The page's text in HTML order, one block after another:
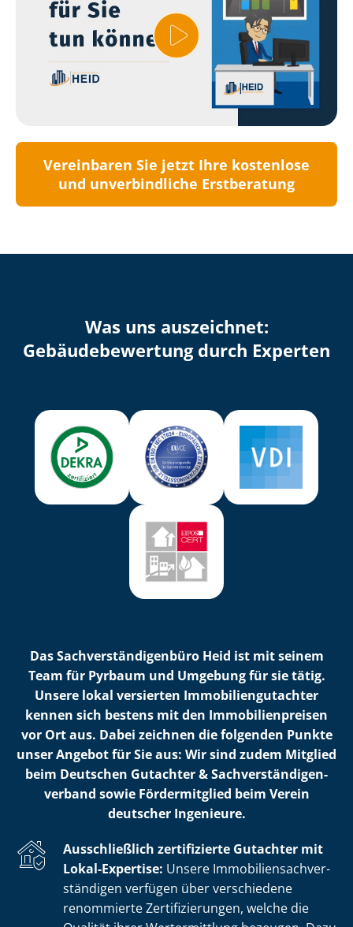
Vereinbaren Sie jetzt Ihre kostenlose
und unverbindliche Erstberatung
Was uns auszeichnet:
Ge­bäu­de­be­wer­tung durch Experten
Das Sach­ver­stän­di­gen­bü­ro Heid ist mit seinem
Team für Pyrbaum und Umgebung für sie tätig.
Unsere lokal versierten Im­mo­bi­li­en­gut­ach­ter
kennen sich bestens mit den Im­mo­bi­li­en­prei­sen
vor Ort aus. Dabei zeichnen die folgenden Punkte
unser Angebot für Sie aus: Wir sind zudem Mitglied
beim Deutschen Gutachter & Sach­ver­stän­di­gen­
ver­band sowie Fördermitglied beim Verein
deutscher Ingenieure.
Ausschließlich zertifizierte Gutachter mit
Lokal-Expertise: Unsere Im­mo­bi­li­en­sach­ver­
stän­di­gen verfügen über verschiedene
renommierte Zer­ti­fi­zie­run­gen, welche die